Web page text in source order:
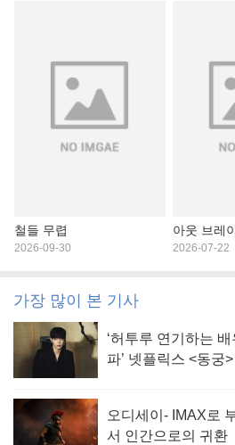
철들 무렵
2026-09-30
아웃 브레
2026-07-22
가장 많이 본 기사
‘허투루 연기하는
파’ 넷플릭스 <동궁
오디세이- IMAX로
서 인간으로의 귀환